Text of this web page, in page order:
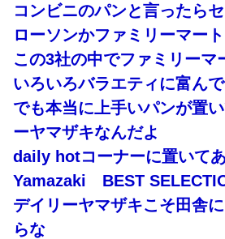
コンビニのパンと言ったら
ローソンかファミリーマート
この3社の中でファミリーマ
いろいろバラエティに富ん
でも本当に上手いパンが置
ーヤマザキなんだよ
daily hotコーナーに置いて
Yamazaki BEST
デイリーヤマザキこそ田舎
らな